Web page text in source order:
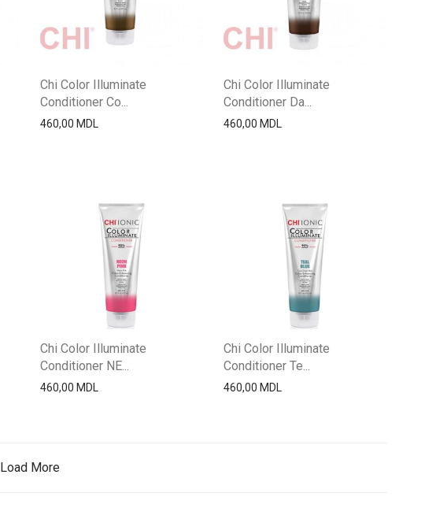
Chi Color Illuminate
Conditioner Co...
460,00 MDL
Chi Color Illuminate
Conditioner Da...
460,00 MDL
Chi Color Illuminate
Conditioner NE...
460,00 MDL
Chi Color Illuminate
Conditioner Te...
460,00 MDL
Load More